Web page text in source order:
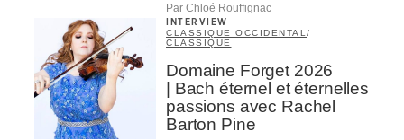
Par Chloé Rouffignac
INTERVIEW
CLASSIQUE OCCIDENTAL /
CLASSIQUE
Domaine Forget 2026
| Bach éternel et éternelles
passions avec Rachel
Barton Pine